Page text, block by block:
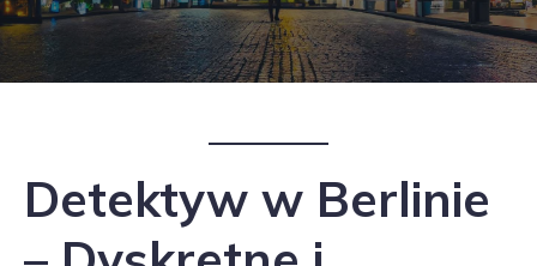
Detektyw w Berlinie